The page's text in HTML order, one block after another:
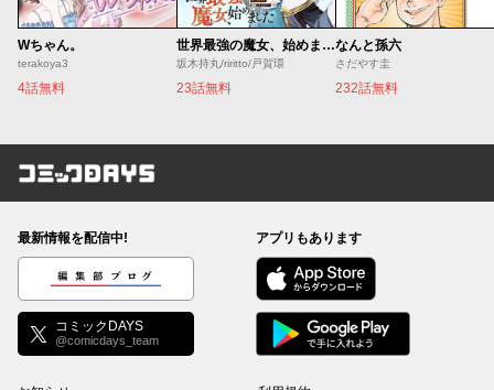
Wちゃん。
terakoya3
4話無料
世界最強の魔女、始めました ～私だけ『攻略サイト』を見れる世界で自由に生きます～
坂木持丸/riritto/戸賀環
23話無料
なんと孫六
さだやす圭
232話無料
コミックDAYS
最新情報を配信中!
編集部ブログ
コミックDAYS
@comicdays_team
アプリもあります